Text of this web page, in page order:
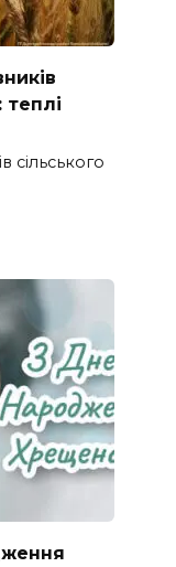
теплі
сільського